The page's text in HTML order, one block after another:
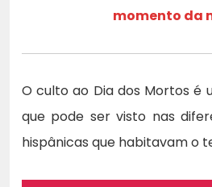
momento da
O culto ao Dia dos Mortos é
que pode ser visto nas
hispânicas que habitavam o